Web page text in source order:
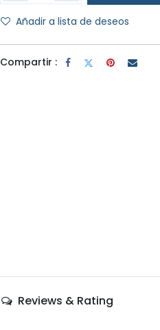
Añadir a lista de deseos
Compartir :
Reviews & Rating